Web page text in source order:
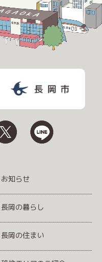
お知らせ
長岡の暮らし
長岡の住まい